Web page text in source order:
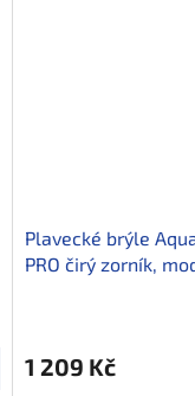
Plavecké brýle
PRO čirý zorník,
1 209 Kč